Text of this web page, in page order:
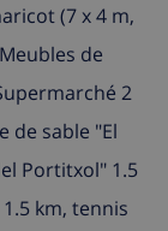
(7 x 4 m,
de
2
de sable "El
Portitxol" 1.5
km, tennis